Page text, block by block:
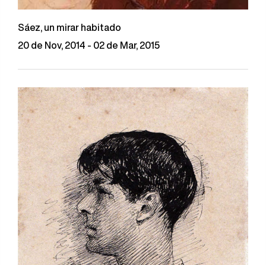
Sáez, un mirar habitado
20 de Nov, 2014 - 02 de Mar, 2015